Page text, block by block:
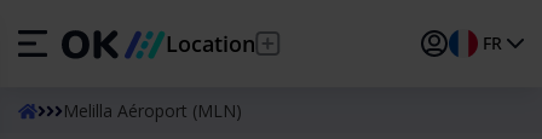
Location FR
ESEspañol
Melilla Aéroport (MLN)